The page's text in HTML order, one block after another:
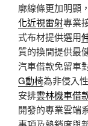
廓線條更加明顯
化近視雷射專業
式布材提供選用
質的換間提供最
汽車借款免留車
G動椅為非侵入
安排雲林機車借
開發的專業雲端